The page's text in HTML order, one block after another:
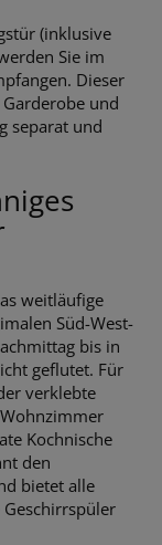
(inklusive
Sie im
Dieser
und
separat und
weitläufige
Süd-West-
bis in
geflutet. Für
verklebte
Kochnische
den
bietet alle